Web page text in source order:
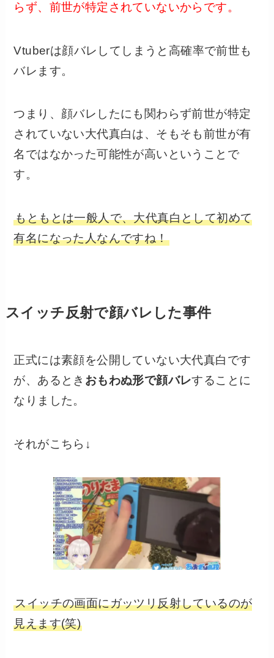
らず、前世が特定されていないからです。
Vtuberは顔バレしてしまうと高確率で前世も
バレます。
つまり、顔バレしたにも関わらず前世が特定
されていない大代真白は、そもそも前世が有
名ではなかった可能性が高いということで
す。
もともとは一般人で、大代真白として初めて
有名になった人なんですね！
スイッチ反射で顔バレした事件
正式には素顔を公開していない大代真白です
が、あるとき おもわぬ形で顔バレすることに
なりました。
それがこちら↓
スイッチの画面にガッツリ反射しているのが
見えます(笑)